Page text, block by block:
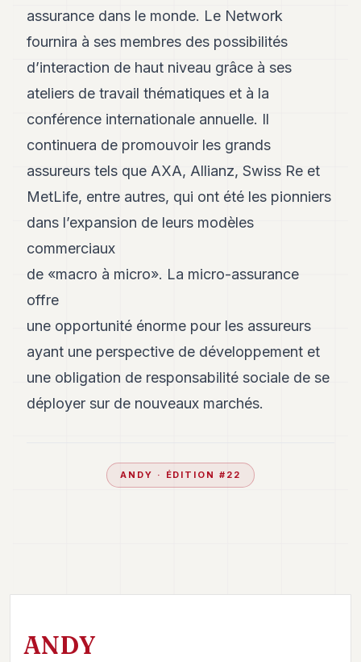
assurance dans le monde. Le Network
fournira à ses membres des possibilités
d’interaction de haut niveau grâce à ses
ateliers de travail thématiques et à la
conférence internationale annuelle. Il
continuera de promouvoir les grands
assureurs tels que AXA, Allianz, Swiss Re et
MetLife, entre autres, qui ont été les pionniers
dans l’expansion de leurs modèles
commerciaux
de «macro à micro». La micro-assurance
offre
une opportunité énorme pour les assureurs
ayant une perspective de développement et
une obligation de responsabilité sociale de se
déployer sur de nouveaux marchés.
ANDY · ÉDITION # 22
ANDY